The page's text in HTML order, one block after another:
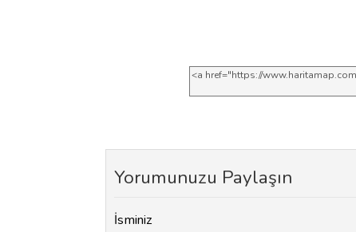
Yorumunuzu Paylaşın
İsminiz